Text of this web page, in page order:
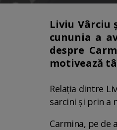
Liviu Vârciu
cununia a
despre
motivează
Relația dintre
sarcini și prin a
Carmina, pe de